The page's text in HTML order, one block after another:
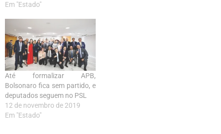
Em "Estado"
Até formalizar APB,
Bolsonaro fica sem partido, e
deputados seguem no PSL
12 de novembro de 2019
Em "Estado"